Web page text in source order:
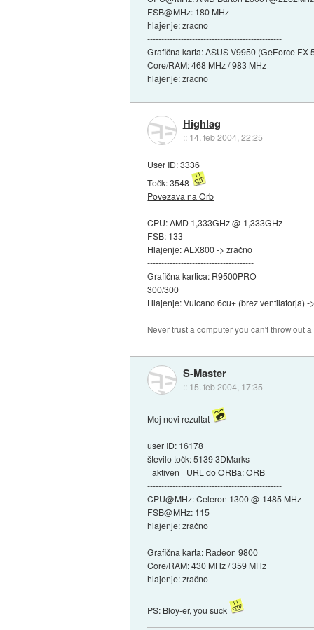
FSB@MHz: 180 MHz
hlajenje: zracno
------------------------------------------------
Grafična karta: ASUS V9950 (GeForce FX
Core/RAM: 468 MHz / 983 MHz
hlajenje: zracno
Highlag
:: 14. feb 2004, 22:25
User ID: 3336
Točk: 3548
Povezava na Orb
CPU: AMD 1,333GHz @ 1,333GHz
FSB: 133
Hlajenje: ALX800 -> zračno
--------------------------------------
Grafična kartica: R9500PRO
300/300
Hlajenje: Vulcano 6cu+ (brez ventilatorja) -
Never trust a computer you can't throw out
S-Master
:: 15. feb 2004, 17:35
Moj novi rezultat
user ID: 16178
število točk: 5139 3DMarks
_aktiven_ URL do ORBa:ORB
------------------------------------------------
CPU@MHz: Celeron 1300 @ 1485 MHz
FSB@MHz: 115
hlajenje: zračno
------------------------------------------------
Grafična karta: Radeon 9800
Core/RAM: 430 MHz / 359 MHz
hlajenje: zračno
PS: Bloy-er, you suck